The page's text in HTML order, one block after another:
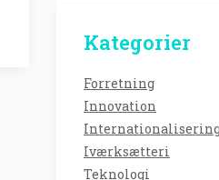
Kategorier
Forretning
Innovation
Iværksætteri
Teknologi